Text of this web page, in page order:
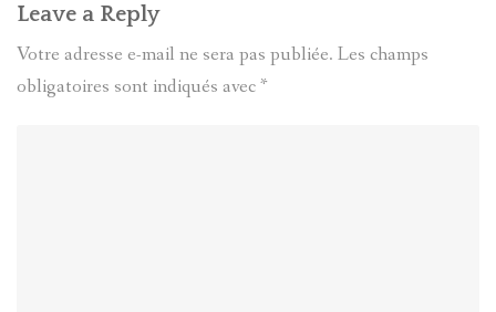
Leave a Reply
Votre adresse e-mail ne sera pas publiée. Les champs
obligatoires sont indiqués avec*